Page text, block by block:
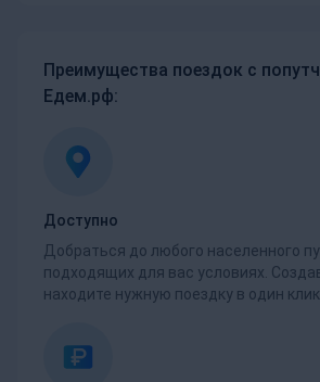
Преимущества поездок с
Едем.рф:
Доступно
Добраться до любого населенного
подходящих для вас условиях.
находите нужную поездку в один клик.